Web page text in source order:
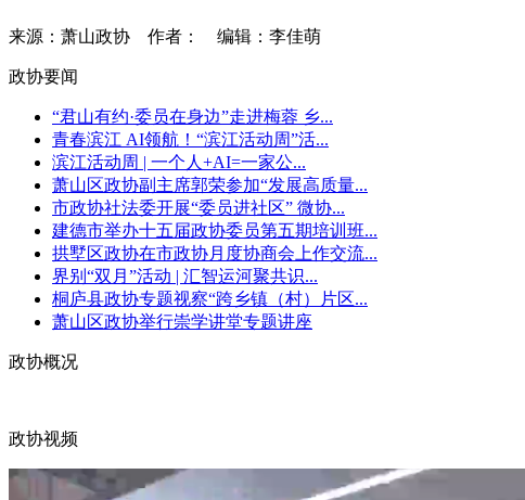
来源：萧山政协 作者： 编辑：李佳萌
政协要闻
“君山有约·委员在身边”走进梅蓉 乡...
青春滨江 AI领航！“滨江活动周”活...
滨江活动周 | 一个人+AI=一家公...
萧山区政协副主席郭荣参加“发展高质量...
市政协社法委开展“委员进社区” 微协...
建德市举办十五届政协委员第五期培训班...
拱墅区政协在市政协月度协商会上作交流...
界别“双月”活动 | 汇智运河聚共识...
桐庐县政协专题视察“跨乡镇（村）片区...
萧山区政协举行崇学讲堂专题讲座
政协概况
政协视频